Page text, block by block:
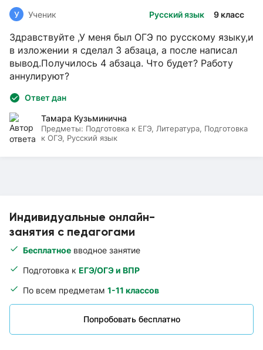
Индивидуальные онлайн-
занятия с педагогами
Бесплатное вводное занятие
Подготовка к ЕГЭ/ОГЭ и ВПР
По всем предметам 1-11 классов
Попробовать бесплатно
Русский язык 9 класс
У Ученик
Здравствуйте ,У меня был ОГЭ по русскому языку,и
в изложении я сделал 3 абзаца, а после написал
вывод.Получилось 4 абзаца. Что будет? Работу
аннулируют?
Ответ дан
Тамара Кузьминична
Предметы: Подготовка к ЕГЭ, Литература, Подготовка
к ОГЭ, Русский язык